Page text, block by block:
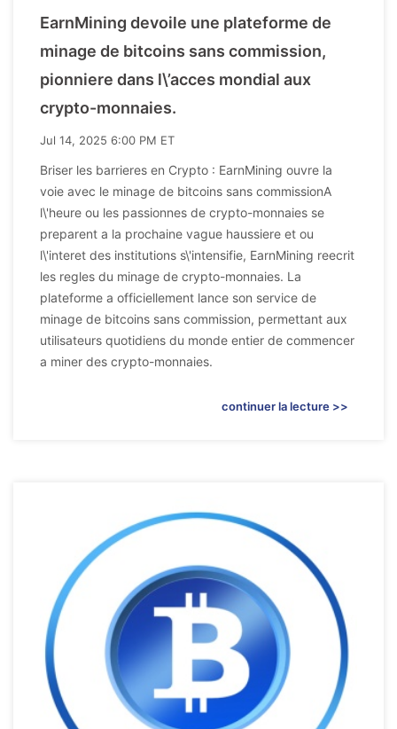
EarnMining devoile une plateforme de
minage de bitcoins sans commission,
pionniere dans l\’acces mondial aux
crypto-monnaies.
Jul 14, 2025 6:00 PM ET
Briser les barrieres en Crypto : EarnMining ouvre la
voie avec le minage de bitcoins sans commissionA
l\'heure ou les passionnes de crypto-monnaies se
preparent a la prochaine vague haussiere et ou
l\'interet des institutions s\'intensifie, EarnMining reecrit
les regles du minage de crypto-monnaies. La
plateforme a officiellement lance son service de
minage de bitcoins sans commission, permettant aux
utilisateurs quotidiens du monde entier de commencer
a miner des crypto-monnaies.
continuer la lecture >>